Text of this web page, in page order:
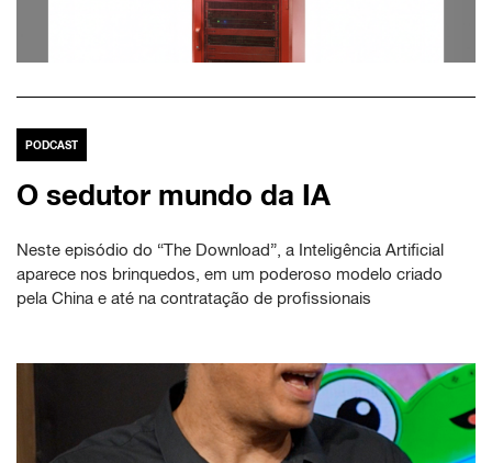
PODCAST
O sedutor mundo da IA
Neste episódio do “The Download”, a Inteligência Artificial
aparece nos brinquedos, em um poderoso modelo criado
pela China e até na contratação de profissionais